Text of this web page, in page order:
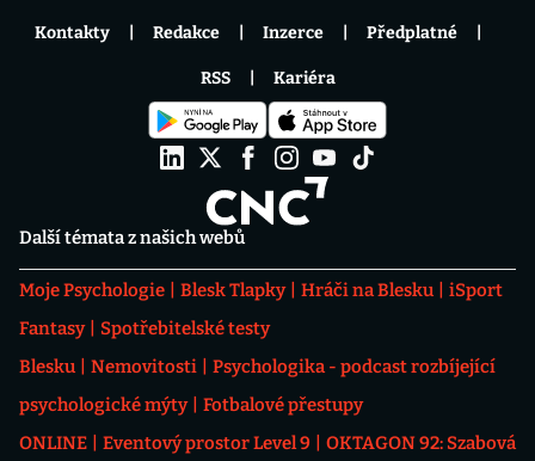
Další témata z našich webů
Moje Psychologie Blesk Tlapky Hráči na Blesku
iSport
Fantasy
Spotřebitelské testy
Blesku
Nemovitosti
Psychologika - podcast rozbíjející
psychologické mýty
Fotbalové přestupy
ONLINE
Eventový prostor Level 9
OKTAGON 92: Szabová
Kontakty Redakce Inzerce Předplatné
RSS Kariéra